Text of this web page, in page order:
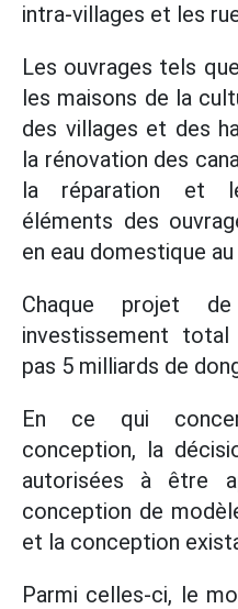
intra-villages et les
Les ouvrages tels
les maisons de la
des villages et des
la rénovation des
la réparation et
éléments des
en eau domestique
Chaque projet
investissement total
pas 5 milliards de
En ce qui
conception, la
autorisées à être
conception de
et la conception
Parmi celles-ci, le